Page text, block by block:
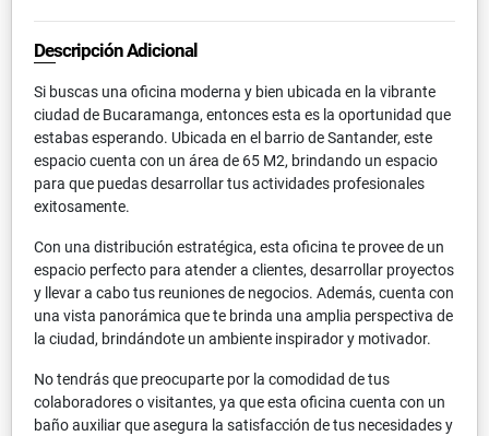
Descripción Adicional
Si buscas una oficina moderna y bien ubicada en la vibrante
ciudad de Bucaramanga, entonces esta es la oportunidad que
estabas esperando. Ubicada en el barrio de Santander, este
espacio cuenta con un área de 65 M2, brindando un espacio
para que puedas desarrollar tus actividades profesionales
exitosamente.
Con una distribución estratégica, esta oficina te provee de un
espacio perfecto para atender a clientes, desarrollar proyectos
y llevar a cabo tus reuniones de negocios. Además, cuenta con
una vista panorámica que te brinda una amplia perspectiva de
la ciudad, brindándote un ambiente inspirador y motivador.
No tendrás que preocuparte por la comodidad de tus
colaboradores o visitantes, ya que esta oficina cuenta con un
baño auxiliar que asegura la satisfacción de tus necesidades y